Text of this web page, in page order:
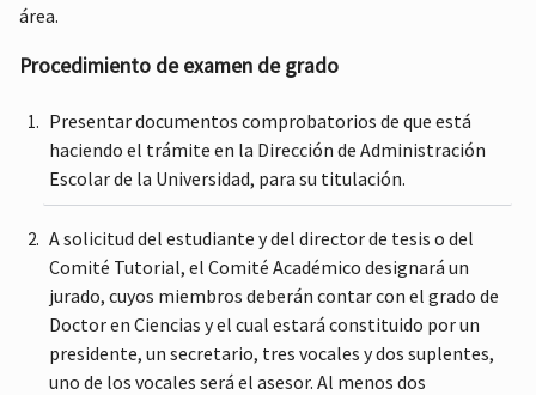
área.
Procedimiento de examen de grado
Presentar documentos comprobatorios de que está
haciendo el trámite en la Dirección de Administración
Escolar de la Universidad, para su titulación.
A solicitud del estudiante y del director de tesis o del
Comité Tutorial, el Comité Académico designará un
jurado, cuyos miembros deberán contar con el grado de
Doctor en Ciencias y el cual estará constituido por un
presidente, un secretario, tres vocales y dos suplentes,
uno de los vocales será el asesor. Al menos dos